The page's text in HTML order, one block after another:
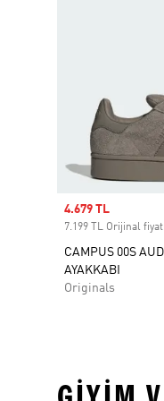
Sale price
4.679 TL
7.199 TL Orijinal fiyat
CAMPUS 00S
AYAKKABI
Originals